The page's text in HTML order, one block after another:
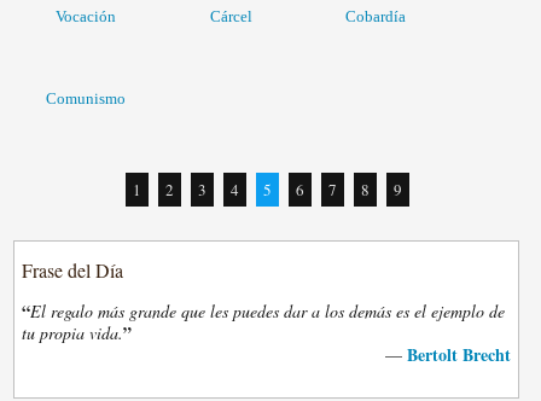
Vocación Cárcel Cobardía
Comunismo
1 2 3 4 5 6 7 8 9
Frase del Día
“El regalo más grande que les puedes dar a los demás es el ejemplo de
tu propia vida.”
— Bertolt Brecht